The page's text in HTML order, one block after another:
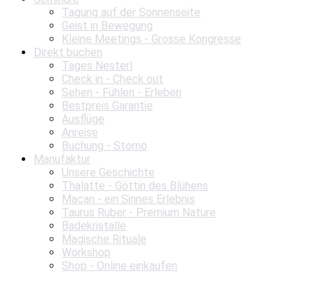
Tagung auf der Sonnenseite
Geist in Bewegung
Kleine Meetings - Grosse Kongresse
Direkt buchen
Tages Nesterl
Check in - Check out
Sehen - Fühlen - Erleben
Bestpreis Garantie
Ausflüge
Anreise
Buchung - Storno
Manufaktur
Unsere Geschichte
Thalatte - Göttin des Blühens
Macan - ein Sinnes Erlebnis
Taurus Ruber - Premium Nature
Badekristalle
Magische Rituale
Workshop
Shop - Online einkaufen